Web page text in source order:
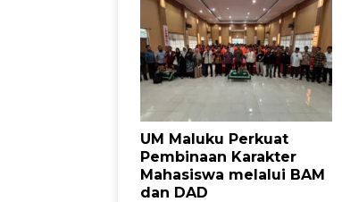
UM Maluku Perkuat
Pembinaan Karakter
Mahasiswa melalui BAM
dan DAD